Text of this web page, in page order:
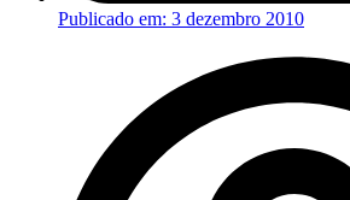
Publicado em: 3 dezembro 2010